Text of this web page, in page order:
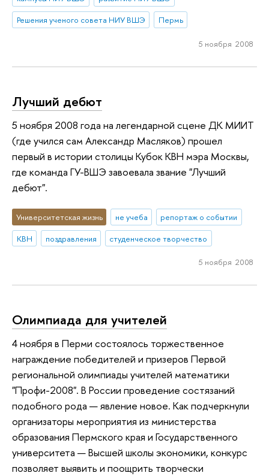
Решения ученого совета НИУ ВШЭ
Пермь
5 ноября 2008
Лучший дебют
5 ноября 2008 года на легендарной сцене ДК МИИТ
(где учился сам Александр Масляков) прошел
первый в истории столицы Кубок КВН мэра Москвы,
где команда ГУ-ВШЭ завоевала звание "Лучший
дебют".
Университетская жизнь не учеба
репортаж о событии
КВН
поздравления студенческое творчество
5 ноября 2008
Олимпиада для учителей
4 ноября в Перми состоялось торжественное
награждение победителей и призеров Первой
региональной олимпиады учителей математики
"Профи-2008". В России проведение состязаний
подобного рода — явление новое. Как подчеркнули
организаторы мероприятия из министерства
образования Пермского края и Государственного
университета — Высшей школы экономики, конкурс
позволяет выявить и поощрить творчески